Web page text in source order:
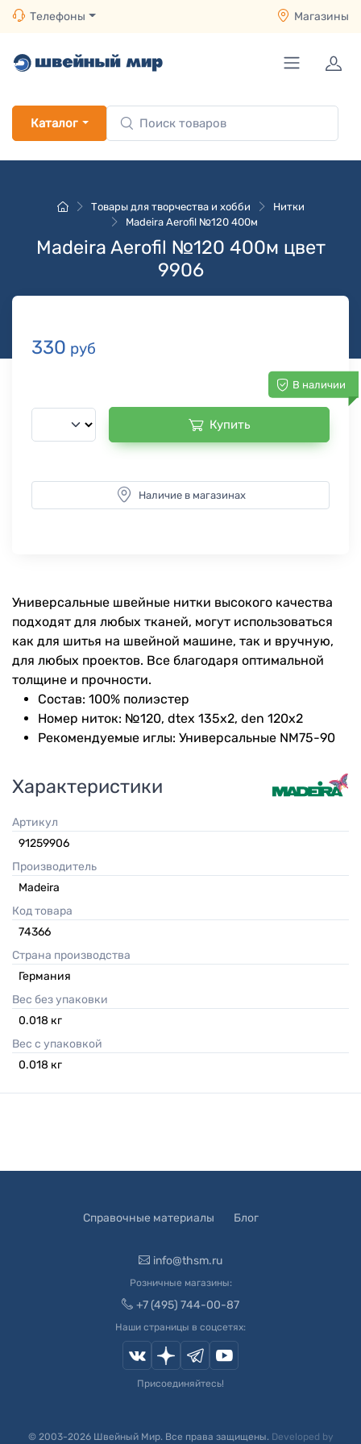
Телефоны Магазины
Каталог
Товары для творчества и хобби
Нитки
Madeira Aerofil №120 400м
Madeira Aerofil №120 400м цвет
9906
330 руб
В наличии
Купить
Наличие в магазинах
Универсальные швейные нитки высокого качества
подходят для любых тканей, могут использоваться
как для шитья на швейной машине, так и вручную,
для любых проектов. Все благодаря оптимальной
толщине и прочности.
Состав: 100% полиэстер
Номер ниток: №120, dtex 135x2, den 120x2
Рекомендуемые иглы: Универсальные NM75-90
Характеристики
Артикул
91259906
Производитель
Madeira
Код товара
74366
Страна производства
Германия
Вес без упаковки
0.018 кг
Вес с упаковкой
0.018 кг
Справочные материалы Блог
info@thsm.ru
Розничные магазины:
+7 (495) 744-00-87
Наши страницы в соцсетях:
Присоединяйтесь!
© 2003-2026Швейный Мир. Все права защищены. Developed by